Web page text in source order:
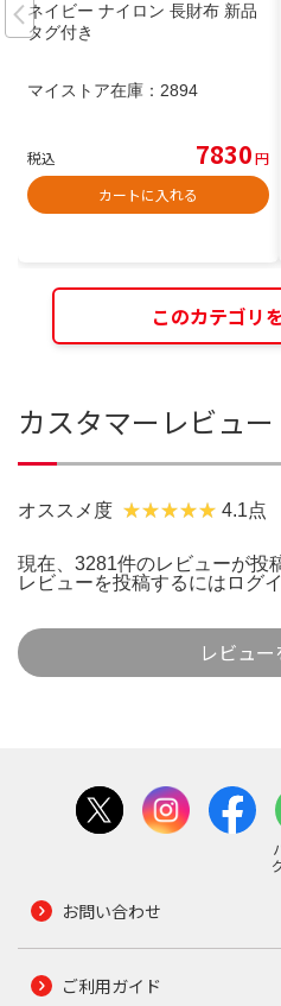
ネイビー ナイロン 長財布 新品
タグ付き
マイストア在庫： 2894
税込 7830円
カートに入れる
このカテゴリ
カスタマーレビュー
オススメ度 4.1点
現在、3281件のレビューが投
レビューを投稿するには ログ
レビュー
お問い合わせ
ご利用ガイド